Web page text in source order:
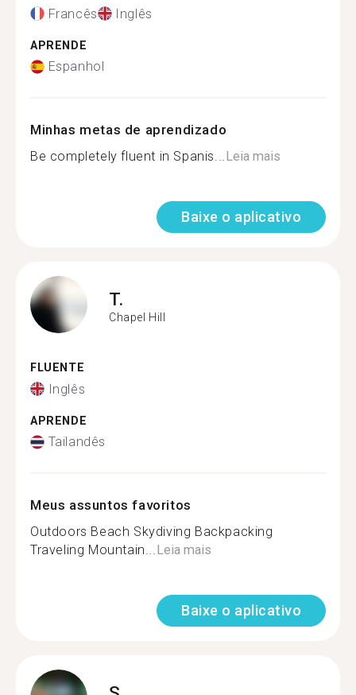
Francês Inglês
APRENDE
Espanhol
Minhas metas de aprendizado
Be completely fluent in Spanis...Leia mais
Baixe o aplicativo
T.
Chapel Hill
FLUENTE
Inglês
APRENDE
Tailandês
Meus assuntos favoritos
Outdoors Beach Skydiving Backpacking
Traveling Mountain...Leia mais
Baixe o aplicativo